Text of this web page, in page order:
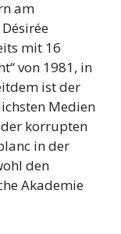
am
mit 16
von 1981, in
ist der
Medien
korrupten
in der
den
Akademie